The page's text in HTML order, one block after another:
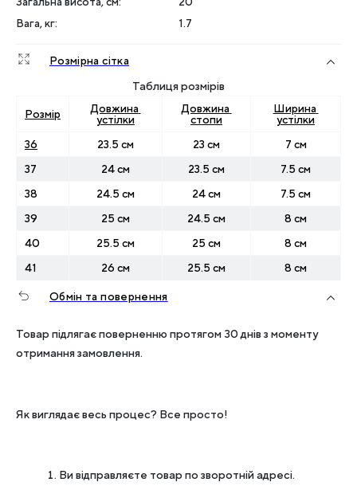
Вага, кг: 1.7
Розмірна сітка
Розмір
Довжина
устілки
Довжина
стопи
Ширина
устілки
36
23.5 см 23 см
7 см
37
24 см 23.5 см
7.5 см
38
24.5 см 24 см
7.5 см
39
25 см 24.5 см
8 см
40
25.5 см 25 см
8 см
41
26 см 25.5 см 8 см
Таблиця розмірів
Обмін та повернення
Товар підлягає поверненню протягом 30 днів з моменту
отримання замовлення.
Як виглядає весь процес? Все просто!
Ви відправляєте товар по зворотній адресі.